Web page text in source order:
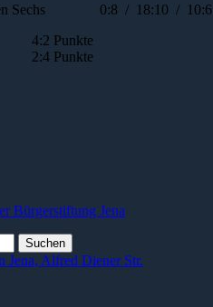
Sechs 0:8 / 18:10 / 10:6
Punkte
2:4 Punkte
Bürgerstiftung Jena